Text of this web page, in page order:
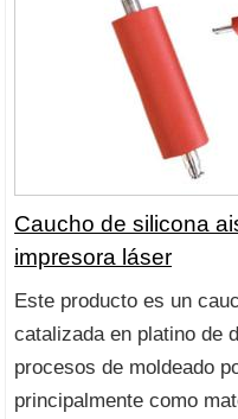
Caucho de silicona
impresora láser
Este producto es un
catalizada en platino de
procesos de moldeado
principalmente como